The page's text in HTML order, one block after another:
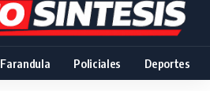
Farandula Policiales Deportes